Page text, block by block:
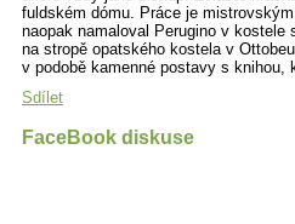
fuldském dómu. Práce je
naopak namaloval Perugino v
na stropě opatského kostela v
v podobě kamenné postavy s knihou,
Sdílet
FaceBook diskuse